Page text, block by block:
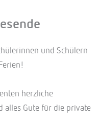
und Schülern
herzliche
alles Gute für die private